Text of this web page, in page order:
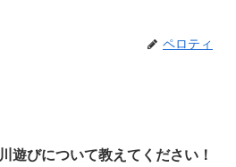
ペロティ
川遊びについて教えてください！